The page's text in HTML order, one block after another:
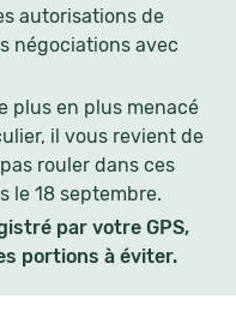
autorisations de
négociations avec
plus en plus menacé
il vous revient de
rouler dans ces
le 18 septembre.
par votre GPS,
portions à éviter.